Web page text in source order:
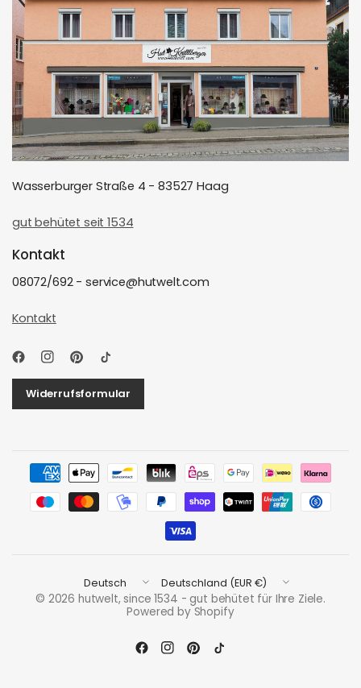
Wasserburger Straße 4 - 83527 Haag
gut behütet seit 1534
Kontakt
08072/692 - service@hutwelt.com
Kontakt
Widerrufsformular
Land/Region
aktualisieren
Land/Region
aktualisieren
© 2026 hutwelt, since 1534 - gut behütet für Ihre Ziele.
Powered by Shopify